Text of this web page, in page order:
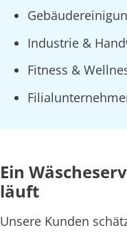
Industrie &
Fitness &
Ein
läuft
Unsere Kunden